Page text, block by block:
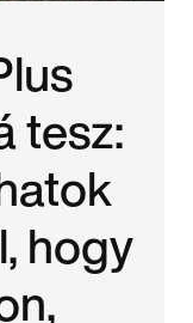
tesz:
hogy